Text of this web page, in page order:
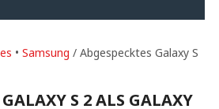
• Samsung / Abgespecktes Galaxy S
S 2 ALS GALAXY